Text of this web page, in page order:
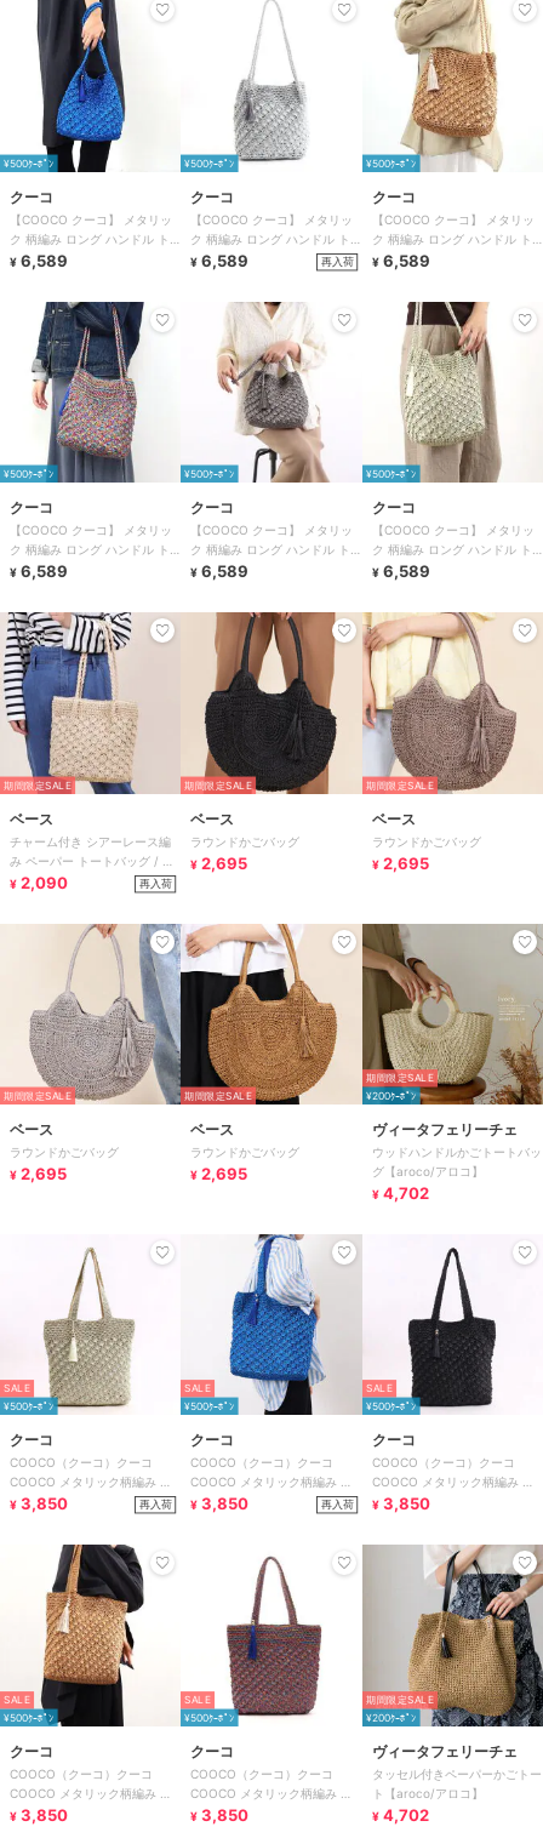
¥500ｸｰﾎﾟﾝ
クーコ
【COOCO クーコ】 メタリッ
ク 柄編み ロング ハンドル ト
ートバッグ かごバッグ
¥ 6,589
¥500ｸｰﾎﾟﾝ
クーコ
【COOCO クーコ】 メタリッ
ク 柄編み ロング ハンドル ト
ートバッグ かごバッグ
¥ 6,589 再入荷
¥500ｸｰﾎﾟﾝ
クーコ
【COOCO クーコ】 メタリッ
ク 柄編み ロング ハンドル ト
ートバッグ かごバッグ
¥ 6,589
¥500ｸｰﾎﾟﾝ
クーコ
【COOCO クーコ】 メタリッ
ク 柄編み ロング ハンドル ト
ートバッグ かごバッグ
¥ 6,589
¥500ｸｰﾎﾟﾝ
クーコ
【COOCO クーコ】 メタリッ
ク 柄編み ロング ハンドル ト
ートバッグ かごバッグ
¥ 6,589
¥500ｸｰﾎﾟﾝ
クーコ
【COOCO クーコ】 メタリッ
ク 柄編み ロング ハンドル ト
ートバッグ かごバッグ
¥ 6,589
期間限定SALE
ベース
チャーム付き シアーレース編
み ペーパー トートバッグ / レ
ディース かごバッグ B5サイズ
¥ 2,090 再入荷
期間限定SALE
ベース
ラウンドかごバッグ
¥ 2,695
期間限定SALE
ベース
ラウンドかごバッグ
¥ 2,695
期間限定SALE
ベース
ラウンドかごバッグ
¥ 2,695
期間限定SALE
ベース
ラウンドかごバッグ
¥ 2,695
期間限定SALE
¥200ｸｰﾎﾟﾝ
ヴィータフェリーチェ
ウッドハンドルかごトートバッ
グ【aroco/アロコ】
¥ 4,702
SALE
¥500ｸｰﾎﾟﾝ
クーコ
COOCO（クーコ）クーコ
COOCO メタリック柄編み ト
ートバッグ Ａ４対応
¥ 3,850 再入荷
SALE
¥500ｸｰﾎﾟﾝ
クーコ
COOCO（クーコ）クーコ
COOCO メタリック柄編み ト
ートバッグ Ａ４対応
¥ 3,850 再入荷
SALE
¥500ｸｰﾎﾟﾝ
クーコ
COOCO（クーコ）クーコ
COOCO メタリック柄編み ト
ートバッグ Ａ４対応
¥ 3,850
SALE
¥500ｸｰﾎﾟﾝ
クーコ
COOCO（クーコ）クーコ
COOCO メタリック柄編み ト
ートバッグ Ａ４対応
¥ 3,850
SALE
¥500ｸｰﾎﾟﾝ
クーコ
COOCO（クーコ）クーコ
COOCO メタリック柄編み ト
ートバッグ Ａ４対応
¥ 3,850
期間限定SALE
¥200ｸｰﾎﾟﾝ
ヴィータフェリーチェ
タッセル付きペーパーかごトー
ト【aroco/アロコ】
¥ 4,702